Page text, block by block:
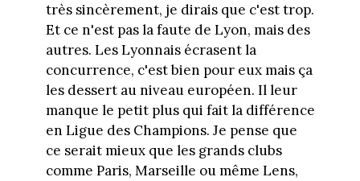
très sincèrement, je dirais que c'est trop.
Et ce n'est pas la faute de Lyon, mais des
autres. Les Lyonnais écrasent la
concurrence, c'est bien pour eux mais ça
les dessert au niveau européen. Il leur
manque le petit plus qui fait la différence
en Ligue des Champions. Je pense que
ce serait mieux que les grands clubs
comme Paris, Marseille ou même Lens,